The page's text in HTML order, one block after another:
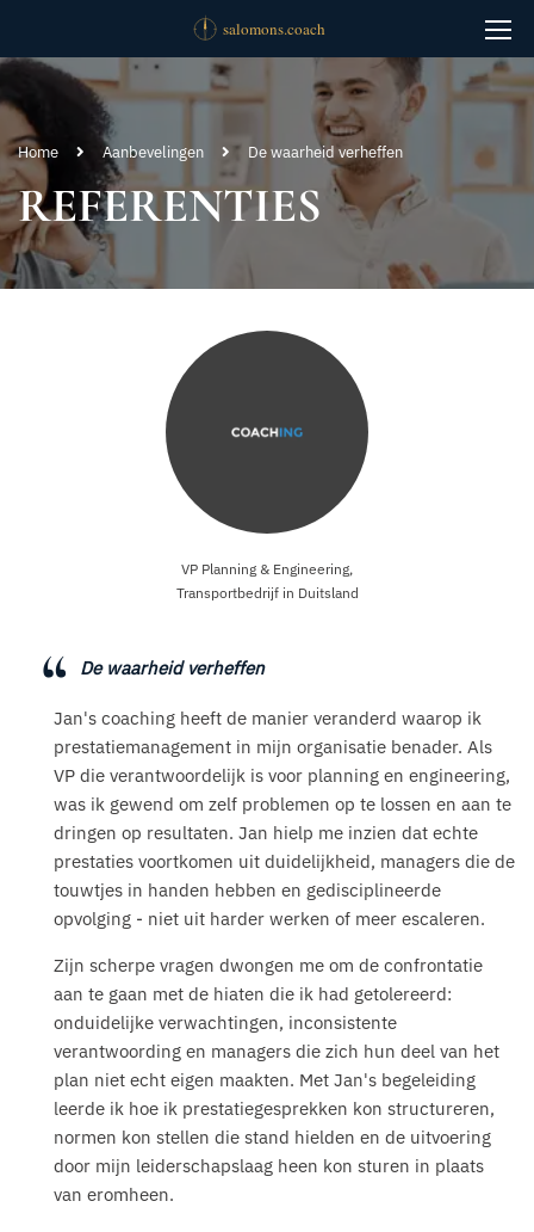
Home Aanbevelingen De waarheid verheffen
REFERENTIES
VP Planning & Engineering,
Transportbedrijf in Duitsland
De waarheid verheffen
Jan's coaching heeft de manier veranderd waarop ik
prestatiemanagement in mijn organisatie benader. Als
VP die verantwoordelijk is voor planning en engineering,
was ik gewend om zelf problemen op te lossen en aan te
dringen op resultaten. Jan hielp me inzien dat echte
prestaties voortkomen uit duidelijkheid, managers die de
touwtjes in handen hebben en gedisciplineerde
opvolging - niet uit harder werken of meer escaleren.
Zijn scherpe vragen dwongen me om de confrontatie
aan te gaan met de hiaten die ik had getolereerd:
onduidelijke verwachtingen, inconsistente
verantwoording en managers die zich hun deel van het
plan niet echt eigen maakten. Met Jan's begeleiding
leerde ik hoe ik prestatiegesprekken kon structureren,
normen kon stellen die stand hielden en de uitvoering
door mijn leiderschapslaag heen kon sturen in plaats
van eromheen.